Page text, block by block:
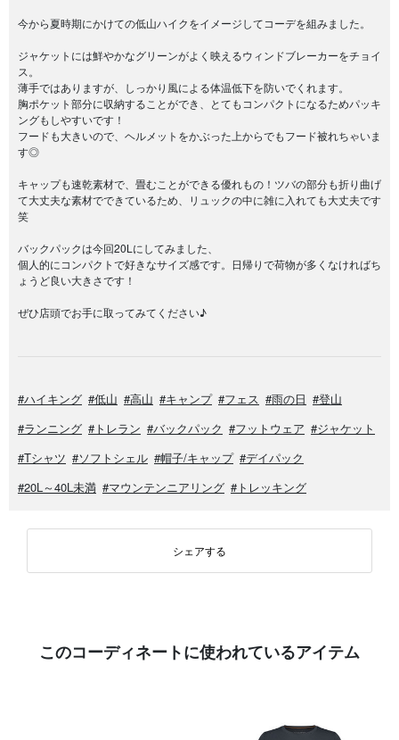
今から夏時期にかけての低山ハイクをイメージしてコーデを組みました。
ジャケットには鮮やかなグリーンがよく映えるウィンドブレーカーをチョイ
ス。
薄手ではありますが、しっかり風による体温低下を防いでくれます。
胸ポケット部分に収納することができ、とてもコンパクトになるためパッキ
ングもしやすいです！
フードも大きいので、ヘルメットをかぶった上からでもフード被れちゃいま
す◎
キャップも速乾素材で、畳むことができる優れもの！ツバの部分も折り曲げ
て大丈夫な素材でできているため、リュックの中に雑に入れても大丈夫です
笑
バックパックは今回20Lにしてみました、
個人的にコンパクトで好きなサイズ感です。日帰りで荷物が多くなければち
ょうど良い大きさです！
ぜひ店頭でお手に取ってみてください♪
#ハイキング #低山 #高山 #キャンプ #フェス #雨の日 #登山
#ランニング #トレラン #バックパック #フットウェア #ジャケット
#Tシャツ #ソフトシェル #帽子/キャップ #デイパック
#20L～40L未満 #マウンテンニアリング #トレッキング
シェアする
このコーディネートに使われているアイテム